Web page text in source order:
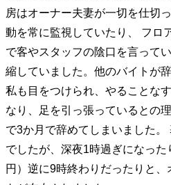
房はオーナー夫妻が一切を仕切
動を常に監視していたり、 フロ
で客やスタッフの陰口を言って
縮していました。他のバイトが
私も目をつけられ、やることな
なり、足を引っ張っているとの
で3か月で辞めてしまいました。
でしたが、深夜1時過ぎになっ
円）逆に9時終わりだったりと